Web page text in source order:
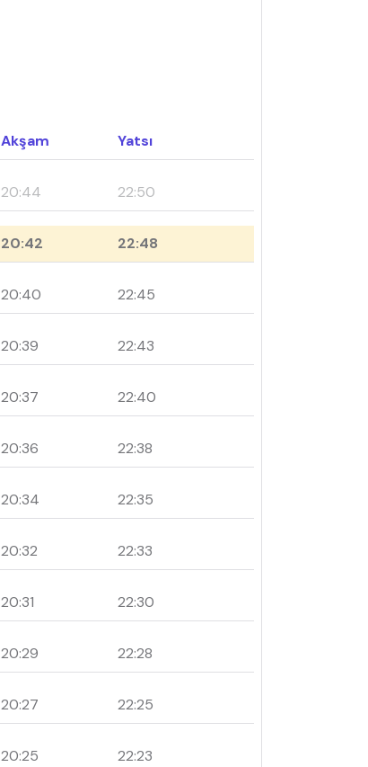
Akşam Yatsı
20:44 22:50
20:42 22:48
20:40 22:45
20:39 22:43
20:37 22:40
20:36 22:38
20:34 22:35
20:32 22:33
20:31 22:30
20:29 22:28
20:27 22:25
20:25 22:23